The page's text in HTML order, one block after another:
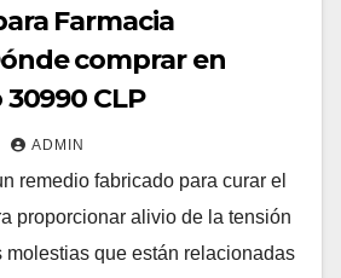
Farmacia
comprar en
CLP
ADMIN
remedio fabricado para curar el
proporcionar alivio de la tensión
molestias que están relacionadas